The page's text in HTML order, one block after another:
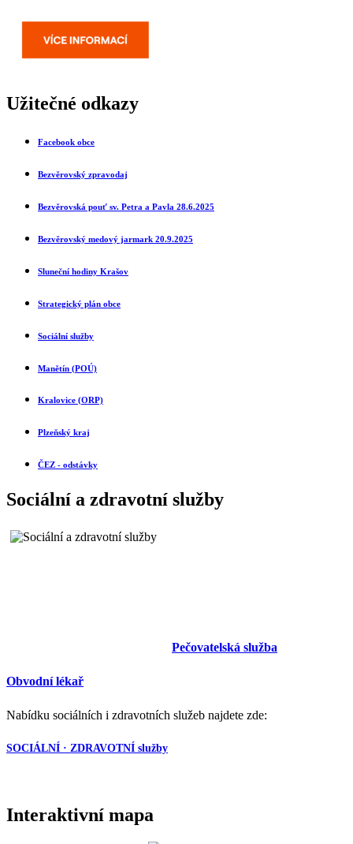
Užitečné odkazy
Facebook obce
Bezvěrovský zpravodaj
Bezvěrovská pouť sv. Petra a Pavla 28.6.2025
Bezvěrovský medový jarmark 20.9.2025
Sluneční hodiny Krašov
Strategický plán obce
Sociální služby
Manětín (POÚ)
Kralovice (ORP)
Plzeňský kraj
ČEZ - odstávky
Sociální a zdravotní služby
Pečovatelská služba
Obvodní lékař
Nabídku sociálních i zdravotních služeb najdete zde:
SOCIÁLNÍ · ZDRAVOTNÍ služby
Interaktivní mapa